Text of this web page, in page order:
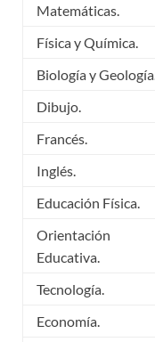
Matemáticas.
Física y Química.
Biología y Geología.
Dibujo.
Francés.
Inglés.
Educación Física.
Orientación
Educativa.
Tecnología.
Economía.